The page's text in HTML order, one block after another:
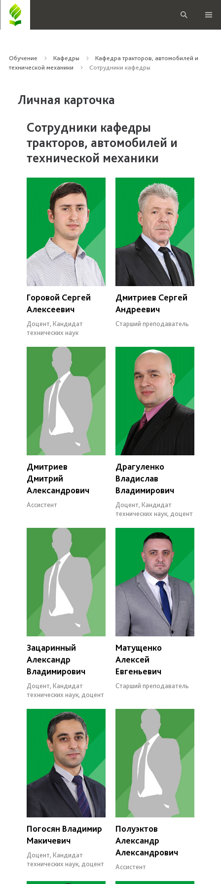
Обучение Кафедры
Кафедра тракторов, автомобилей и
технической механики
Сотрудники кафедры
Личная карточка
Сотрудники кафедры
тракторов, автомобилей и
технической механики
Горовой Сергей
Алексеевич
Доцент, Кандидат
технических наук
Дмитриев Сергей
Андреевич
Старший преподаватель
Дмитриев
Дмитрий
Александрович
Ассистент
Драгуленко
Владислав
Владимирович
Доцент, Кандидат
технических наук, доцент
Зацаринный
Александр
Владимирович
Доцент, Кандидат
технических наук, доцент
Матущенко
Алексей
Евгеньевич
Старший преподаватель
Погосян Владимир
Макичевич
Доцент, Кандидат
технических наук, доцент
Полуэктов
Александр
Александрович
Ассистент